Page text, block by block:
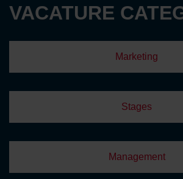
VACATURE
Marketing
Stages
Management